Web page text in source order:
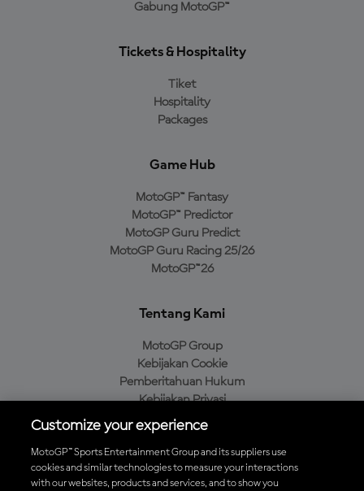
Gabung MotoGP™
Tickets & Hospitality
Tiket
Hospitality
Packages
Game Hub
MotoGP™ Fantasy
MotoGP™ Predictor
MotoGP Guru Predict
MotoGP Guru Racing 25/26
MotoGP™26
Tentang Kami
MotoGP Group
Kebijakan Cookie
Pemberitahuan Hukum
Kebijakan Privasi
Kebijakan Pembelian
Unduh Aplikasi Resmi MotoGP™
Customize your experience
MotoGP™ Sports Entertainment Group and its suppliers use
cookies and similar technologies to measure your interactions
with our websites, products and services, and to show you